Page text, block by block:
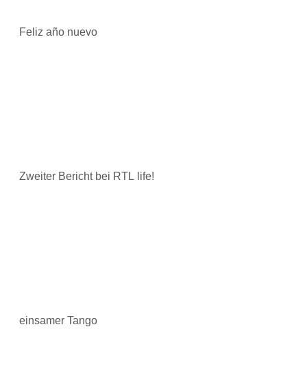
Feliz año nuevo
Zweiter Bericht bei RTL life!
einsamer Tango